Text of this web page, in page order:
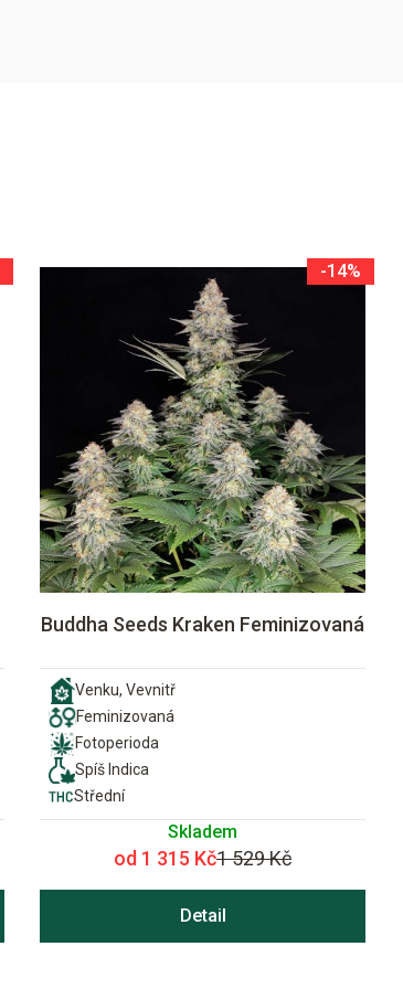
-14%
Buddha Seeds Kraken Feminizovaná
Venku, Vevnitř
Feminizovaná
Fotoperioda
Spíš Indica
Střední
Skladem
od 1 315 Kč1 529 Kč
Detail